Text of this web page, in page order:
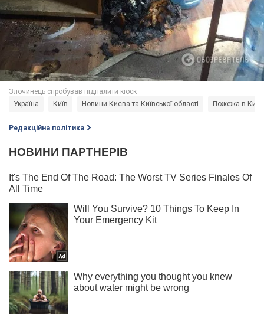
Україна Київ Новини Києва та Київської області Пожежа в
Редакційна політика